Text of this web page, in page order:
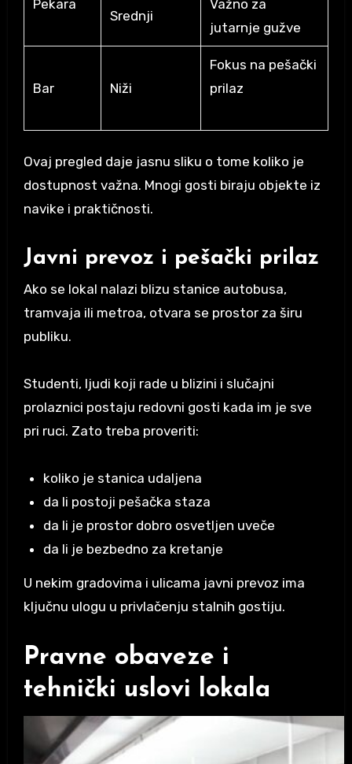
Pekara
Srednji
Važno za
jutarnje gužve
Bar Niži
Fokus na pešački
prilaz
Ovaj pregled daje jasnu sliku o tome koliko je
dostupnost važna. Mnogi gosti biraju objekte iz
navike i praktičnosti.
Javni prevoz i pešački prilaz
Ako se lokal nalazi blizu stanice autobusa,
tramvaja ili metroa, otvara se prostor za širu
publiku.
Studenti, ljudi koji rade u blizini i slučajni
prolaznici postaju redovni gosti kada im je sve
pri ruci. Zato treba proveriti:
koliko je stanica udaljena
da li postoji pešačka staza
da li je prostor dobro osvetljen uveče
da li je bezbedno za kretanje
U nekim gradovima i ulicama javni prevoz ima
ključnu ulogu u privlačenju stalnih gostiju.
Pravne obaveze i
tehnički uslovi lokala